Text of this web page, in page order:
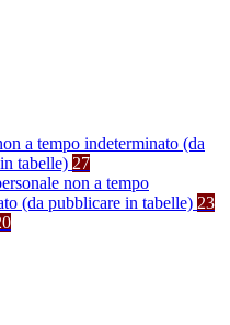
a tempo indeterminato (da
tabelle) 27
non a tempo
(da pubblicare in tabelle) 23